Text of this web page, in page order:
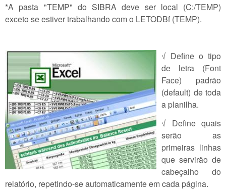
*A pasta "TEMP" do SIBRA deve ser local (C:/TEMP)
exceto se estiver trabalhando com o LETODBf (TEMP).
√ Define o tipo
de letra (Font
Face) padrão
(default) de toda
a planilha.
√ Define quais
serão as
primeiras linhas
que servirão de
cabeçalho do
relatório, repetindo-se automaticamente em cada página.